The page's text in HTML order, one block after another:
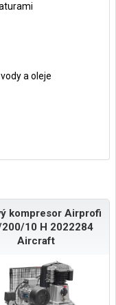
a oleje
kompresor Airprofi
10 H 2022284
Aircraft